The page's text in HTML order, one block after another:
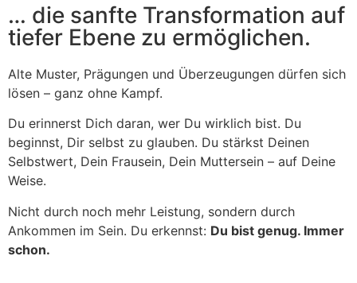
… die sanfte Transformation auf
tiefer Ebene zu ermöglichen.
Alte Muster, Prägungen und Überzeugungen dürfen sich
lösen – ganz ohne Kampf.
Du erinnerst Dich daran, wer Du wirklich bist. Du
beginnst, Dir selbst zu glauben. Du stärkst Deinen
Selbstwert, Dein Frausein, Dein Muttersein – auf Deine
Weise.
Nicht durch noch mehr Leistung, sondern durch
Ankommen im Sein. Du erkennst: Du bist genug. Immer
schon.